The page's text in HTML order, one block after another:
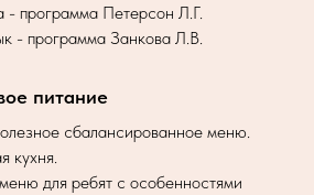
- программа Петерсон Л.Г.
- программа Занкова Л.В.
питание
сбалансированное меню.
кухня.
для ребят с особенностями